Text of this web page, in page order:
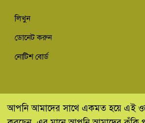
লিখুন
ডোনেট করুন
নোটিশ বোর্ড
© কিভাবে ইনফো - Kivabe
আপনি আমাদের সাথে একমত হয়ে এই